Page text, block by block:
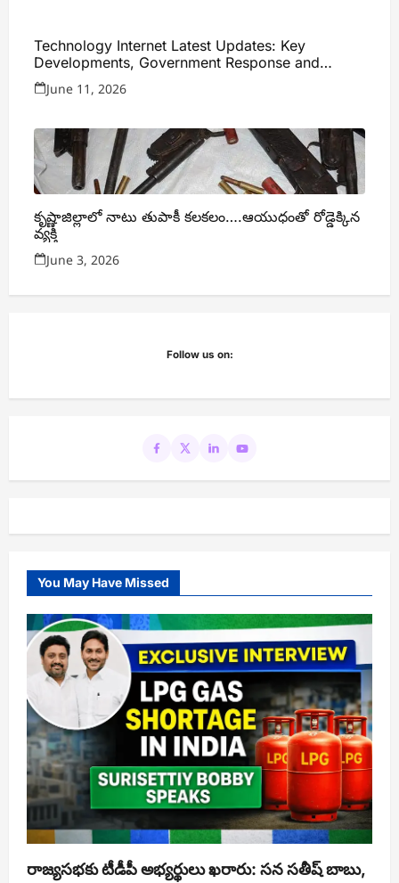
Technology Internet Latest Updates: Key
Developments, Government Response and
Expert Analysis
June 11, 2026
కృష్ణాజిల్లాలో నాటు తుపాకీ కలకలం….ఆయుధంతో రోడ్డెక్కిన
వ్యక్తి
June 3, 2026
Follow us on:
You May Have Missed
రాజ్యసభకు టీడీపీ అభ్యర్థులు ఖరారు: సన సతీష్ బాబు,